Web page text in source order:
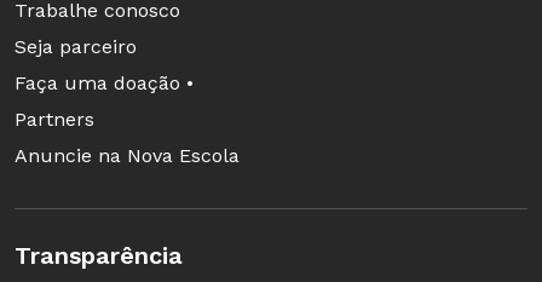
Trabalhe conosco
Seja parceiro
Faça uma doação •
Partners
Anuncie na Nova Escola
Transparência